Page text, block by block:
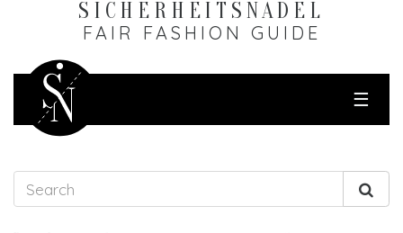
SICHERHEITS­NADEL
FAIR FASHION GUIDE
☰